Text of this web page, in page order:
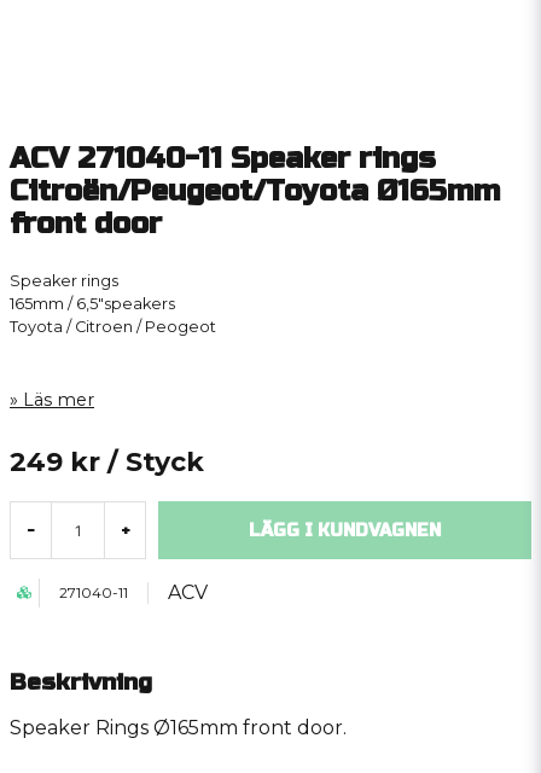
ACV 271040-11 Speaker rings
Citroën/Peugeot/Toyota Ø165mm
front door
Speaker rings
165mm / 6,5″speakers
Toyota / Citroen / Peogeot
Läs mer
249 kr / Styck
- + LÄGG I KUNDVAGNEN
271040-11 ACV
Beskrivning
Speaker Rings Ø165mm front door.